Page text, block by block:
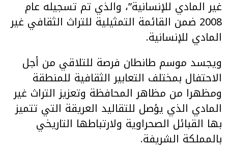
غير المادي للإنسانية”، والذي تم تسجيله عام
2008 ضمن القائمة التمثيلية للتراث الثقافي غير
المادي للإنسانية.
ويجسد موسم طانطان فرصة للتلاقي من أجل
الاحتفال بمختلف التعابير الثقافية للمنطقة
ومظهرا من مظاهر المحافظة وتعزيز التراث غير
المادي الذي يؤصل للتقاليد العريقة التي تتميز
بها القبائل الصحراوية ولارتباطها التاريخي
بالمملكة الشريفة.